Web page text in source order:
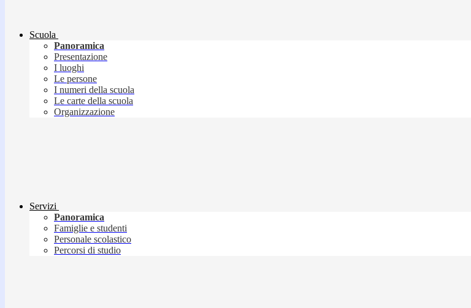
Scuola
Panoramica
Presentazione
I luoghi
Le persone
I numeri della scuola
Le carte della scuola
Organizzazione
Servizi
Panoramica
Famiglie e studenti
Personale scolastico
Percorsi di studio